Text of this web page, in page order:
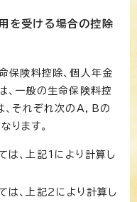
を受ける場合の控除
保険料控除、個人年金
、一般の生命保険料控
それぞれ次のA，Bの
ます。
は、上記1により計算し
は、上記2により計算し